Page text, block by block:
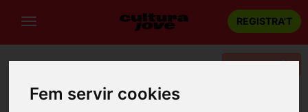
Fem servir cookies
REGISTRA'T
Categories
Portada Música
Barcelona